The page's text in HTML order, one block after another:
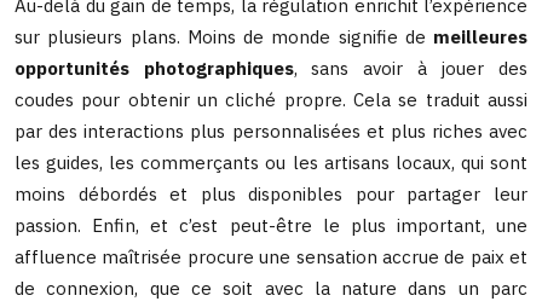
Au-delà du gain de temps, la régulation enrichit l’expérience
sur plusieurs plans. Moins de monde signifie de meilleures
opportunités photographiques, sans avoir à jouer des
coudes pour obtenir un cliché propre. Cela se traduit aussi
par des interactions plus personnalisées et plus riches avec
les guides, les commerçants ou les artisans locaux, qui sont
moins débordés et plus disponibles pour partager leur
passion. Enfin, et c’est peut-être le plus important, une
affluence maîtrisée procure une sensation accrue de paix et
de connexion, que ce soit avec la nature dans un parc